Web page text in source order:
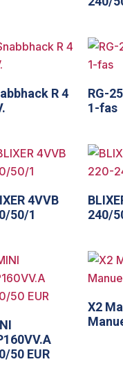
R 4
RG-
1-fas
4VVB
50/1
240/
50 EUR
X2